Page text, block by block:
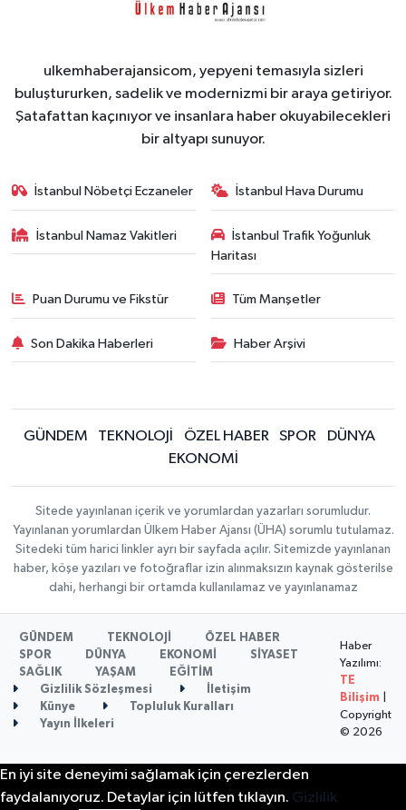
ulkemhaberajansicom, yepyeni temasıyla sizleri
buluştururken, sadelik ve modernizmi bir araya getiriyor.
Şatafattan kaçınıyor ve insanlara haber okuyabilecekleri
bir altyapı sunuyor.
İstanbul Nöbetçi Eczaneler İstanbul Hava Durumu
İstanbul Namaz Vakitleri
İstanbul Trafik Yoğunluk
Haritası
Puan Durumu ve Fikstür Tüm Manşetler
Son Dakika Haberleri Haber Arşivi
GÜNDEM TEKNOLOJİ ÖZEL HABER SPOR
DÜNYA
EKONOMİ
Sitede yayınlanan içerik ve yorumlardan yazarları sorumludur.
Yayınlanan yorumlardan Ülkem Haber Ajansı (ÜHA) sorumlu tutulamaz.
Sitedeki tüm harici linkler ayrı bir sayfada açılır. Sitemizde yayınlanan
haber, köşe yazıları ve fotoğraflar izin alınmaksızın kaynak gösterilse
dahi, herhangi bir ortamda kullanılamaz ve yayınlanamaz
GÜNDEM TEKNOLOJİ
ÖZEL HABER
SPOR
DÜNYA EKONOMİ
SİYASET
SAĞLIK
YAŞAM
EĞİTİM
Gizlilik Sözleşmesi
İletişim
Künye
Topluluk Kuralları
Yayın İlkeleri
Haber
Yazılımı:
TE
Bilişim
Copyright
© 2026
En iyi site deneyimi sağlamak için çerezlerden
faydalanıyoruz. Detaylar için lütfen tıklayın. Gizlilik